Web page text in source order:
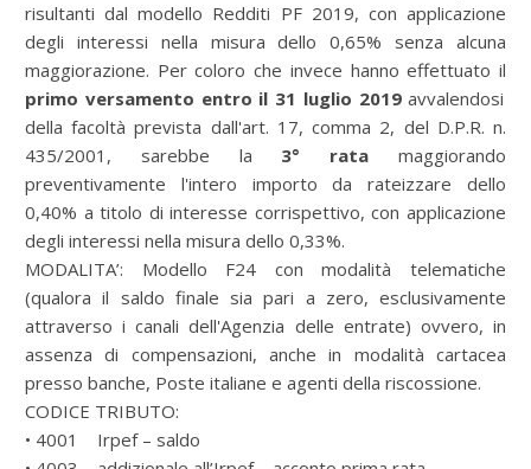
risultanti dal modello Redditi PF 2019, con applicazione
degli interessi nella misura dello 0,65% senza alcuna
maggiorazione. Per coloro che invece hanno effettuato il
primo versamento entro il 31 luglio 2019avvalendosi
della facoltà prevista dall'art. 17, comma 2, del D.P.R. n.
435/2001, sarebbe la 3° rata maggiorando
preventivamente l'intero importo da rateizzare dello
0,40% a titolo di interesse corrispettivo, con applicazione
degli interessi nella misura dello 0,33%.
MODALITA’: Modello F24 con modalità telematiche
(qualora il saldo finale sia pari a zero, esclusivamente
attraverso i canali dell'Agenzia delle entrate) ovvero, in
assenza di compensazioni, anche in modalità cartacea
presso banche, Poste italiane e agenti della riscossione.
CODICE TRIBUTO:
• 4001 Irpef – saldo